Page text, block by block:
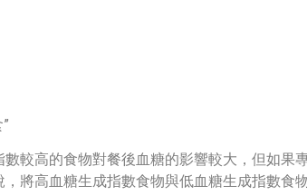
數較高的食物對餐後血糖的影響較大，但如
將高血糖生成指數食物與低血糖生成指數食